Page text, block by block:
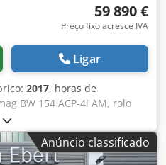
59 890 €
Preço fixo acresce IVA
Ligar
2017, horas de
BW 154 ACP-4i AM, rolo
fabricação: 2017, horas de
Kubota [55,4 kW/75 cv],
de asfalto do lado direito,
Anúncio classificado